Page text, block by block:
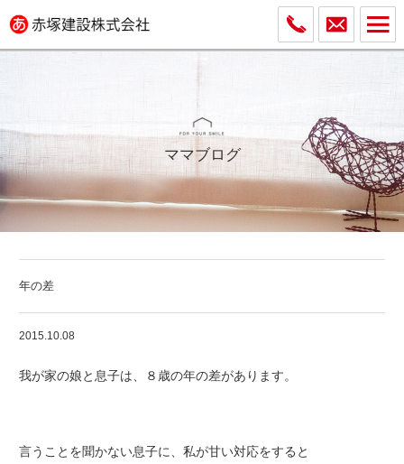
ママブログ
年の差
2015.10.08
我が家の娘と息子は、８歳の年の差があります。
言うことを聞かない息子に、私が甘い対応をすると